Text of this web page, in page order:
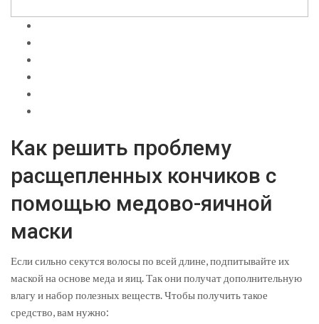
Как решить проблему
расщепленных кончиков с
помощью медово-яичной
маски
Если сильно секутся волосы по всей длине, подпитывайте их
маской на основе меда и яиц. Так они получат дополнительную
влагу и набор полезных веществ. Чтобы получить такое
средство, вам нужно: